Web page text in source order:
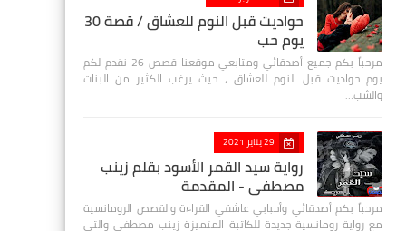
حواديت قبل النوم للعشاق / قصة 30
يوم حب
مرحباً بكم جميع أصدقائي ومتابعي موقعنا قصص 26 نقدم لكم
يوم حواديت قبل النوم للعشاق ، حيث يرغب الكثير من البنات
والشب…
29 يناير 2021
رواية سيد القمر الأسود بقلم زينب
مصطفي - المقدمة
مرحباً بكم أصدقائي وأحبابي عاشقي القراءة والقصص الرومانسية
مع رواية رومانسية جديدة للكاتبة المتميزة زينب مصطفى والتي